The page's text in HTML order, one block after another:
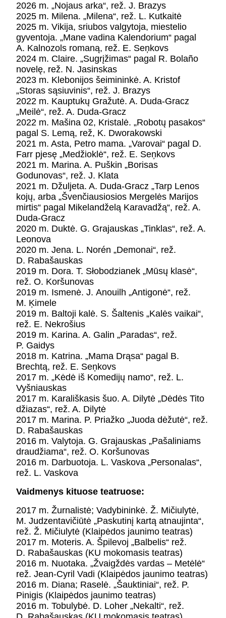
2026 m. „Nojaus arka“, rež. J. Brazys
2025 m. Milena. „Milena“, rež. L. Kutkaitė
2025 m. Vikija, sriubos valgytoja, miestelio
gyventoja. „Mane vadina Kalendorium“ pagal
A. Kalnozols romaną, rež. E. Seņkovs
2024 m. Claire. „Sugrįžimas“ pagal R. Bolaño
novelę, rež. N. Jasinskas
2023 m. Klebonijos šeimininkė. A. Kristof
„Storas sąsiuvinis“, rež. J. Brazys
2022 m. Kauptukų Gražutė. A. Duda-Gracz
„Meilė“, rež. A. Duda-Gracz
2022 m. Mašina 02, Kristalė. „Robotų pasakos“
pagal S. Lemą, rež, K. Dworakowski
2021 m. Asta, Petro mama. „Varovai“ pagal D.
Farr pjesę „Medžioklė“, rež. E. Seņkovs
2021 m. Marina. A. Puškin „Borisas
Godunovas“, rež. J. Klata
2021 m. Džuljeta. A. Duda-Gracz „Tarp Lenos
kojų, arba „Švenčiausiosios Mergelės Marijos
mirtis“ pagal Mikelandželą Karavadžą“, rež. A.
Duda-Gracz
2020 m. Duktė. G. Grajauskas „Tinklas“, rež. A.
Leonova
2020 m. Jena. L. Norén „Demonai“, rež.
D. Rabašauskas
2019 m. Dora. T. Słobodzianek „Mūsų klasė“,
rež. O. Koršunovas
2019 m. Ismenė. J. Anouilh „Antigonė“, rež.
M. Ķimele
2019 m. Baltoji kalė. S. Šaltenis „Kalės vaikai“,
rež. E. Nekrošius
2019 m. Karina. A. Galin „Paradas“, rež.
P. Gaidys
2018 m. Katrina. „Mama Drąsa“ pagal B.
Brechtą, rež. E. Seņkovs
2017 m. „Kėdė iš Komedijų namo“, rež. L.
Vyšniauskas
2017 m. Karališkasis šuo. A. Dilytė „Dėdės Tito
džiazas“, rež. A. Dilytė
2017 m. Marina. P. Priažko „Juoda dėžutė“, rež.
D. Rabašauskas
2016 m. Valytoja. G. Grajauskas „Pašaliniams
draudžiama“, rež. O. Koršunovas
2016 m. Darbuotoja. L. Vaskova „Personalas“,
rež. L. Vaskova
Vaidmenys kituose teatruose:
2017 m. Žurnalistė; Vadybininkė. Ž. Mičiulytė,
M. Judzentavičiūtė „Paskutinį kartą atnaujinta“,
rež. Ž. Mičiulytė (Klaipėdos jaunimo teatras)
2017 m. Moteris. A. Špilevoj „Balbelis“ rež.
D. Rabašauskas (KU mokomasis teatras)
2016 m. Nuotaka. „Žvaigždės vardas – Metėlė“
rež. Jean-Cyril Vadi (Klaipėdos jaunimo teatras)
2016 m. Diana; Raselė. „Šauktiniai“, rež. P.
Pinigis (Klaipėdos jaunimo teatras)
2016 m. Tobulybė. D. Loher „Nekalti“, rež.